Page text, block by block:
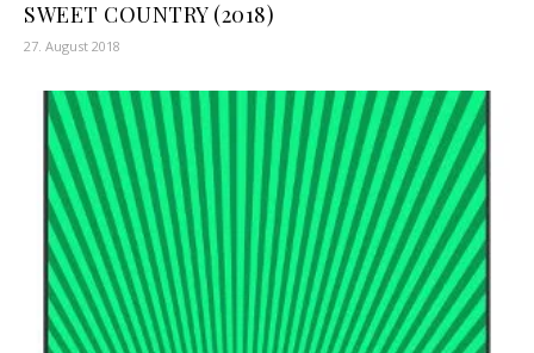
SWEET COUNTRY (2018)
27. August 2018